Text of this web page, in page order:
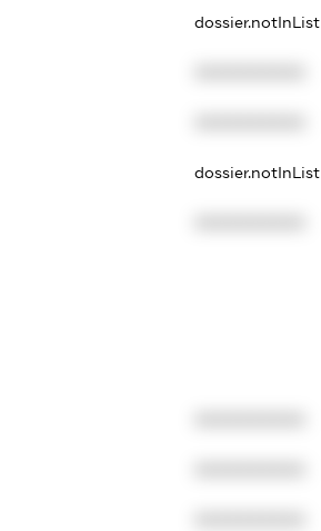
dossier.notInList
dossier.notInList